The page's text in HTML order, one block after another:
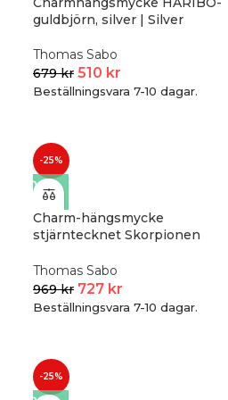
guldbjörn, silver | Silver
Thomas Sabo
679kr 510 kr
Beställningsvara 7-10 dagar.
-25%
Charm-hängsmycke
stjärntecknet Skorpionen
Thomas Sabo
969kr 727 kr
Beställningsvara 7-10 dagar.
-25%